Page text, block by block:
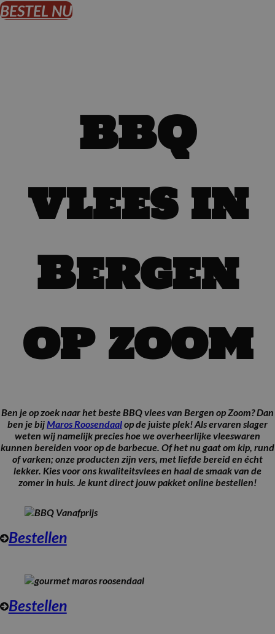
BESTEL NU
BBQ
vlees in
Bergen
op zoom
Ben je op zoek naar het beste BBQ vlees van Bergen op Zoom? Dan
ben je bij Maros Roosendaalop de juiste plek! Als ervaren slager
weten wij namelijk precies hoe we overheerlijke vleeswaren
kunnen bereiden voor op de barbecue. Of het nu gaat om kip, rund
of varken; onze producten zijn vers, met liefde bereid en écht
lekker. Kies voor ons kwaliteitsvlees en haal de smaak van de
zomer in huis. Je kunt direct jouw pakket online bestellen!
Bestellen
Bestellen